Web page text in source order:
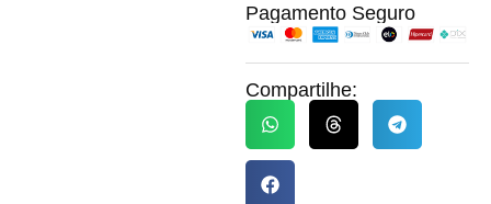
Pagamento Seguro
Compartilhe: